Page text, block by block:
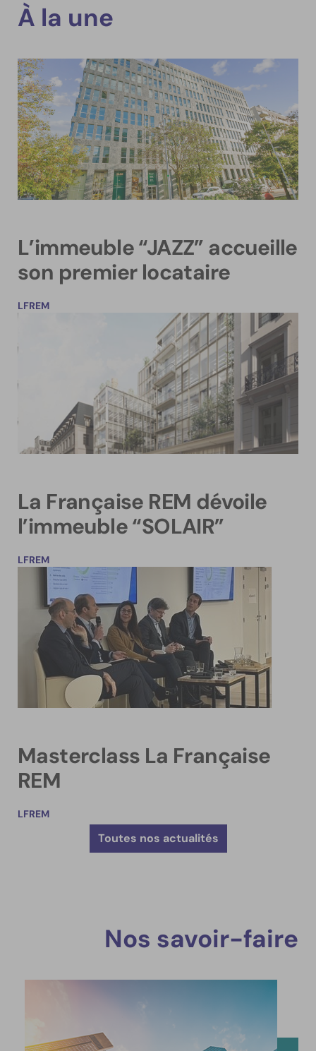
À la une
L’immeuble “JAZZ” accueille
son premier locataire
LFREM
La Française REM dévoile
l’immeuble “SOLAIR”
LFREM
Masterclass La Française
REM
LFREM
Toutes nos actualités
Nos savoir-faire